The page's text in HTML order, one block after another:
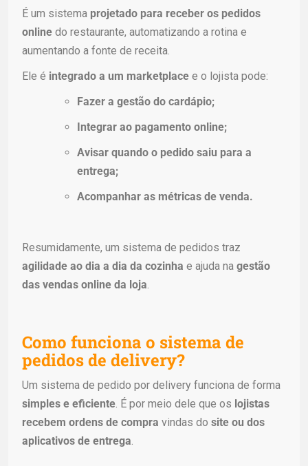
É um sistema projetado para receber os pedidos
online do restaurante, automatizando a rotina e
aumentando a fonte de receita.
Ele é integrado a um marketplace e o lojista pode:
Fazer a gestão do cardápio;
Integrar ao pagamento online;
Avisar quando o pedido saiu para a
entrega;
Acompanhar as métricas de venda.
Resumidamente, um sistema de pedidos traz
agilidade ao dia a dia da cozinha e ajuda na gestão
das vendas online da loja
Como funciona o sistema de
pedidos de delivery?
Um sistema de pedido por delivery funciona de forma
simples e eficiente . É por meio dele que os lojistas
recebem ordens de compra vindas do site ou dos
aplicativos de entrega